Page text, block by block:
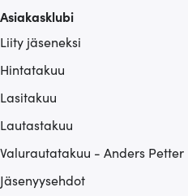
Asiakasklubi
Liity jäseneksi
Hintatakuu
Lasitakuu
Lautastakuu
Valurautatakuu - Anders Petter
Jäsenyysehdot